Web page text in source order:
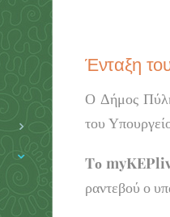
Ένταξη
Ο Δήμος
του
Tο
ραντεβού ο